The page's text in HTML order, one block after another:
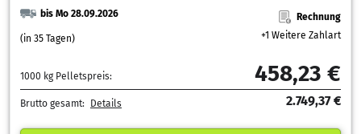
bis Mo 28.09.2026
(in 35 Tagen)
Rechnung
+1 Weitere Zahlart
1000 kg Pelletspreis: 458,23 €
Brutto gesamt: Details 2.749,37 €